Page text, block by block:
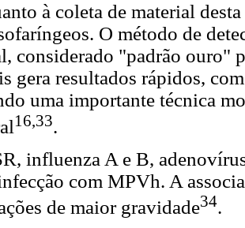
à coleta de material
O método de
considerado "padrão ouro"
gera resultados rápidos,
uma importante técnica
16,33.
influenza A e B,
com MPVh. A
de maior gravidade34.